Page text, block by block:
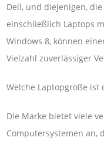
Dell, und diejenigen,
einschließlich Laptops
Windows 8, können
Vielzahl zuverlässiger
Welche Laptopgröße
Die Marke bietet viele
Computersystemen an,